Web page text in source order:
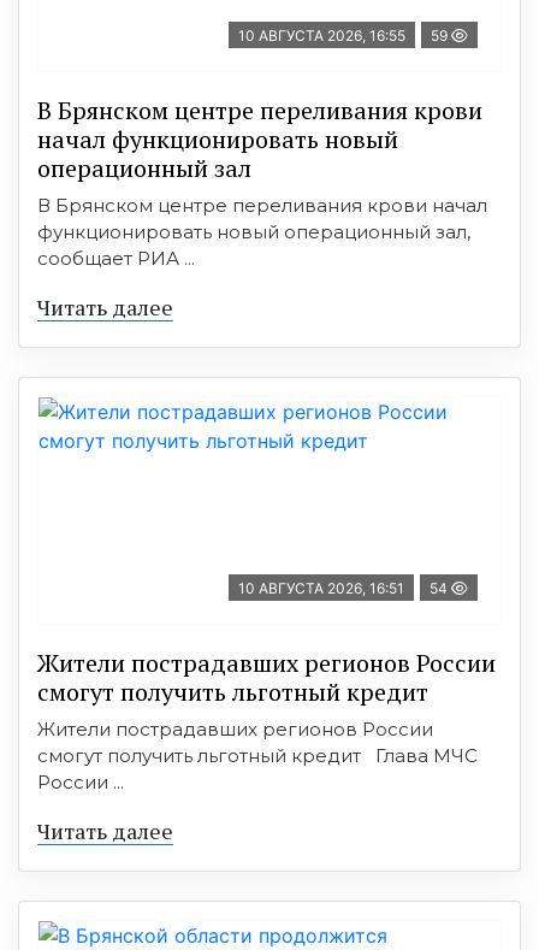
10 АВГУСТА 2026, 16:55 59
В Брянском центре переливания крови
начал функционировать новый
операционный зал
В Брянском центре переливания крови начал
функционировать новый операционный зал,
сообщает РИА ...
Читать далее
10 АВГУСТА 2026, 16:51 54
Жители пострадавших регионов России
смогут получить льготный кредит
Жители пострадавших регионов России
смогут получить льготный кредит Глава МЧС
России ...
Читать далее